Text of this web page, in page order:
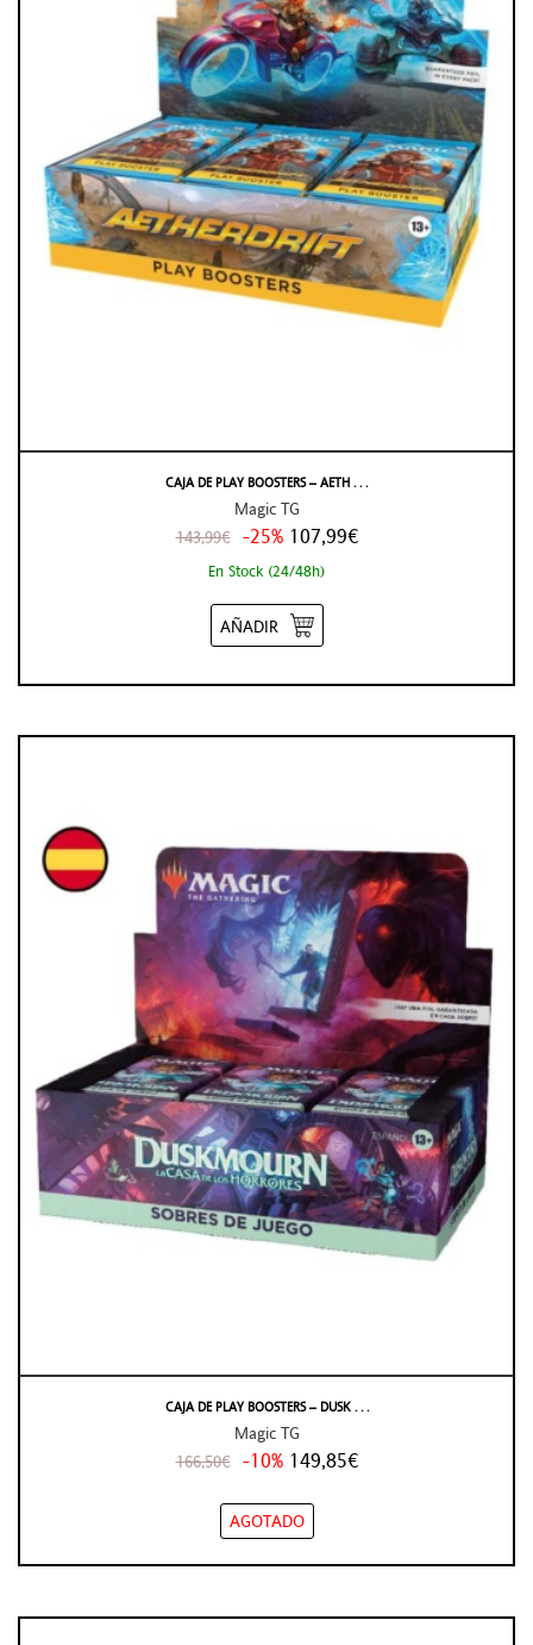
CAJA DE PLAY BOOSTERS – AETH . . .
Magic TG
143,99€ -25% 107,99€
En Stock (24/48h)
AÑADIR
CAJA DE PLAY BOOSTERS – DUSK . . .
Magic TG
166,50€ -10% 149,85€
AGOTADO